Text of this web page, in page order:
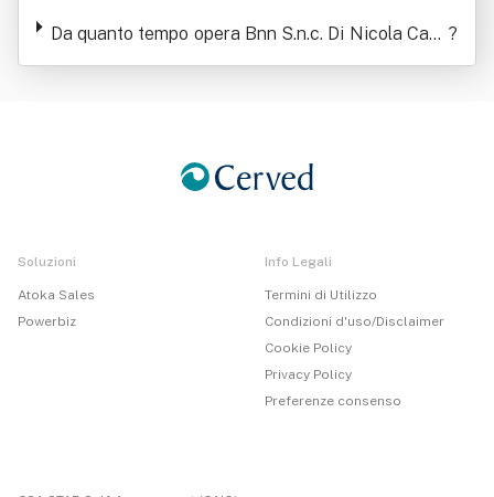
Da quanto tempo opera Bnn S.n.c. Di Nicola Caso
E Giannicola Salvatore Cuboni
?
Soluzioni
Atoka Sales
Powerbiz
Info Legali
Termini di Utilizzo
Condizioni d'uso/Disclaimer
Cookie Policy
Privacy Policy
Preferenze consenso